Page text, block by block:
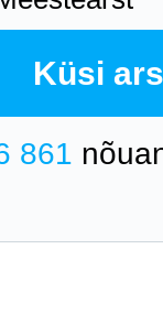
Küsi
861